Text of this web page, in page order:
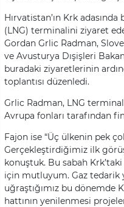
Hırvatistan’ın Krk adasında
(LNG) terminalini ziyaret
Gordan Grlic Radman,
ve Avusturya Dışişleri
buradaki ziyaretlerinin
toplantısı düzenledi.
Grlic Radman, LNG
Avrupa fonları tarafından
Fajon ise “Üç ülkenin pek
Gerçekleştirdiğimiz ilk
konuştuk. Bu sabah
için mutluyum. Gaz tedarik
uğraştığımız bu
hattının yenilenmesi